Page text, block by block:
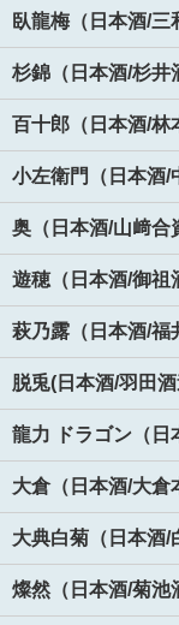
臥龍梅（日本酒/三
杉錦（日本酒/杉井
百十郎（日本酒/林
小左衛門（日本酒/
奥（日本酒/山﨑合
遊穂（日本酒/御祖
萩乃露（日本酒/福
脱兎(日本酒/羽田
龍力 ドラゴン（日
大倉（日本酒/大倉
大典白菊（日本酒/
燦然（日本酒/菊池